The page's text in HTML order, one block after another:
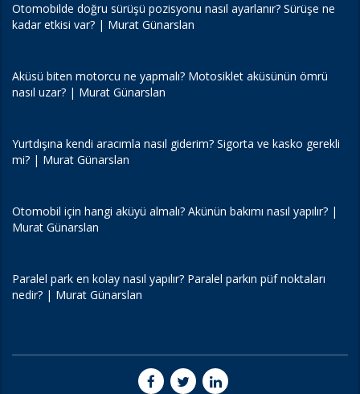
Otomobilde doğru sürüşü pozisyonu nasıl ayarlanır? Sürüşe ne
kadar etkisi var? | Murat Günarslan
Aküsü biten motorcu ne yapmalı? Motosiklet aküsünün ömrü
nasıl uzar? | Murat Günarslan
Yurtdışına kendi aracımla nasıl giderim? Sigorta ve kasko gerekli
mi? | Murat Günarslan
Otomobil için hangi aküyü almalı? Akünün bakımı nasıl yapılır? |
Murat Günarslan
Paralel park en kolay nasıl yapılır? Paralel parkın püf noktaları
nedir? | Murat Günarslan